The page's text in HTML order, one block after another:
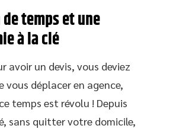
temps et une
à la clé
avoir un devis, vous deviez
vous déplacer en agence,
temps est révolu ! Depuis
sans quitter votre domicile,